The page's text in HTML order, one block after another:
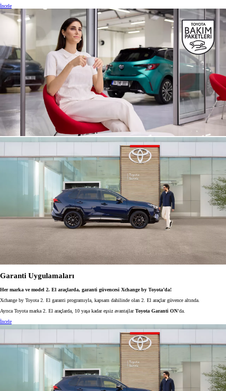
İncele
Garanti Uygulamaları
Her marka ve model 2. El araçlarda, garanti güvencesi Xchange by Toyota’da!
Xchange by Toyota 2. El garanti programıyla, kapsam dahilinde olan 2. El araçlar güvence altında.
Ayrıca Toyota marka 2. El araçlarda, 10 yaşa kadar eşsiz avantajlarToyota Garanti ON’da.
İncele